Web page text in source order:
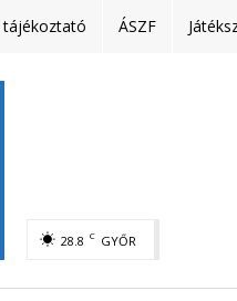
tájékoztató ÁSZF
28.8 C GYŐR